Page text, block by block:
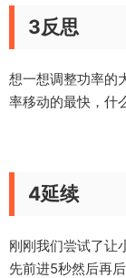
3反思
想一想调整功率的
率移动的最快，什
4延续
刚刚我们尝试了让
先前进5秒然后再后